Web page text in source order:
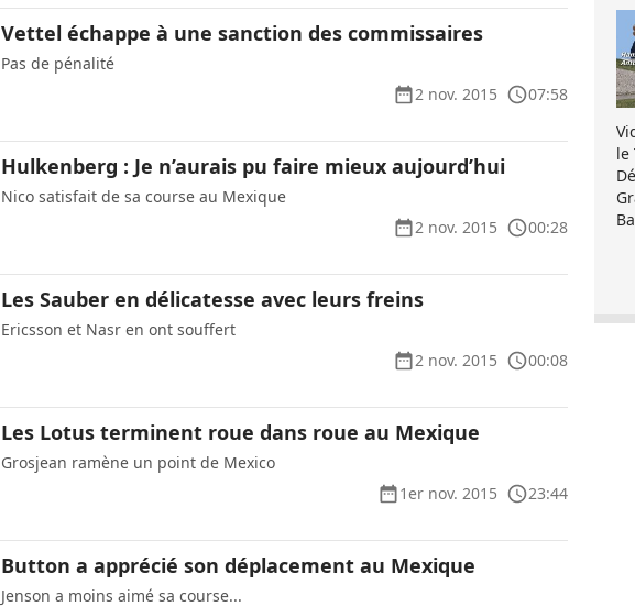
Vettel échappe à une sanction des commissaires
Pas de pénalité
2 nov. 2015
07:58
Hulkenberg : Je n’aurais pu faire mieux aujourd’hui
Nico satisfait de sa course au Mexique
2 nov. 2015
00:28
Les Sauber en délicatesse avec leurs freins
Ericsson et Nasr en ont souffert
2 nov. 2015
00:08
Les Lotus terminent roue dans roue au Mexique
Grosjean ramène un point de Mexico
1er nov. 2015
23:44
Button a apprécié son déplacement au Mexique
Jenson a moins aimé sa course...
le